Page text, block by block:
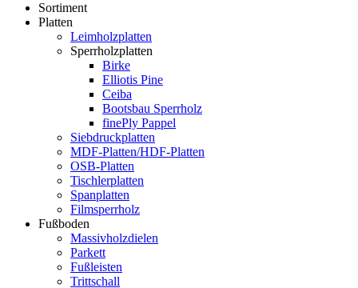
Sortiment
Platten
Leimholzplatten
Sperrholzplatten
Birke
Elliotis Pine
Ceiba
Bootsbau Sperrholz
finePly Pappel
Siebdruckplatten
MDF-Platten/HDF-Platten
OSB-Platten
Tischlerplatten
Spanplatten
Filmsperrholz
Fußboden
Massivholzdielen
Parkett
Fußleisten
Trittschall